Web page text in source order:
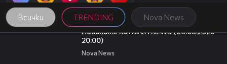
Всички TRENDING Nova News
23:12
Новините на NOVA NEWS (06.08.2026 -
20:00)
Nova News